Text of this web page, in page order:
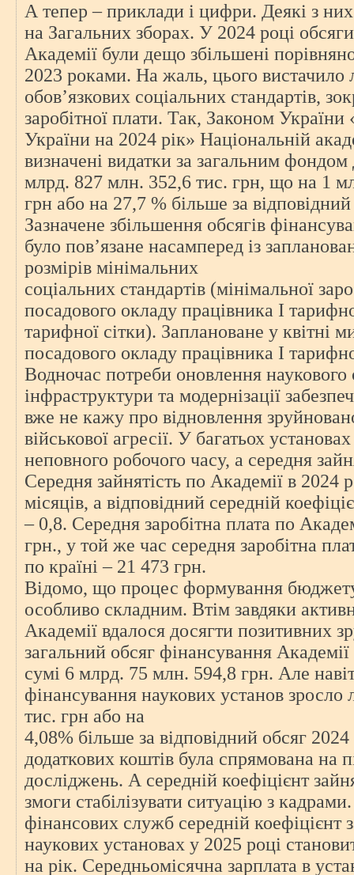
А тепер – приклади і цифри. Деякі з
на Загальних зборах. У 2024 році
Академії були дещо збільшені
2023 роками. На жаль, цього вистачило
обов’язкових соціальних стандартів,
заробітної плати. Так, Законом
України на 2024 рік» Національній
визначені видатки за загальним
млрд. 827 млн. 352,6 тис. грн, що на 1
грн або на 27,7 % більше за
Зазначене збільшення обсягів
було пов’язане насамперед із
розмірів мінімальних
соціальних стандартів (мінімальної
посадового окладу працівника І
тарифної сітки). Заплановане у квітні
посадового окладу працівника І
Водночас потреби оновлення наукового
інфраструктури та модернізації
вже не кажу про відновлення
військової агресії. У багатьох
неповного робочого часу, а середня
Середня зайнятість по Академії в 2024
місяців, а відповідний середній
– 0,8. Середня заробітна плата по
грн., у той же час середня заробітна
по країні – 21 473 грн.
Відомо, що процес формування
особливо складним. Втім завдяки
Академії вдалося досягти позитивних
загальний обсяг фінансування
сумі 6 млрд. 75 млн. 594,8 грн. Але
фінансування наукових установ
тис. грн або на
4,08% більше за відповідний обсяг
додаткових коштів була спрямована на
досліджень. А середній коефіцієнт
змоги стабілізувати ситуацію з
фінансових служб середній коефіцієнт
наукових установах у 2025 році
на рік. Середньомісячна зарплата в